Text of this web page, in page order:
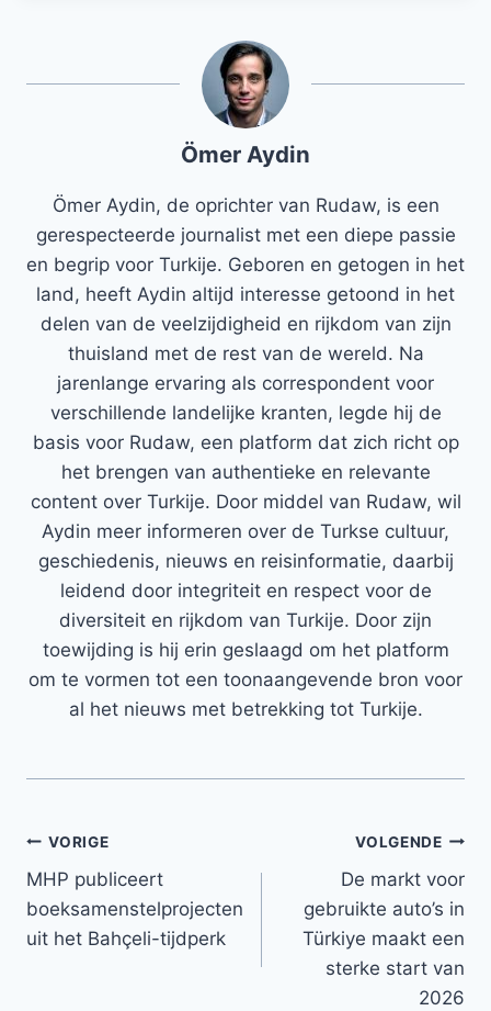
Ömer Aydin
Ömer Aydin, de oprichter van Rudaw, is een
gerespecteerde journalist met een diepe passie
en begrip voor Turkije. Geboren en getogen in het
land, heeft Aydin altijd interesse getoond in het
delen van de veelzijdigheid en rijkdom van zijn
thuisland met de rest van de wereld. Na
jarenlange ervaring als correspondent voor
verschillende landelijke kranten, legde hij de
basis voor Rudaw, een platform dat zich richt op
het brengen van authentieke en relevante
content over Turkije. Door middel van Rudaw, wil
Aydin meer informeren over de Turkse cultuur,
geschiedenis, nieuws en reisinformatie, daarbij
leidend door integriteit en respect voor de
diversiteit en rijkdom van Turkije. Door zijn
toewijding is hij erin geslaagd om het platform
om te vormen tot een toonaangevende bron voor
al het nieuws met betrekking tot Turkije.
Bericht
navigatie
VORIGE
MHP publiceert
boeksamenstelprojecten
uit het Bahçeli-tijdperk
VOLGENDE
De markt voor
gebruikte auto’s in
Türkiye maakt een
sterke start van
2026